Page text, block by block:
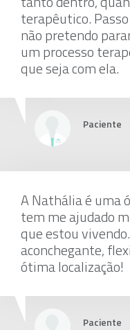
terapêutico.
não pretendo
um processo
que seja com ela.
Paciente
A Nathália é uma
tem me ajudado
que estou
aconchegante,
ótima localização!
Paciente